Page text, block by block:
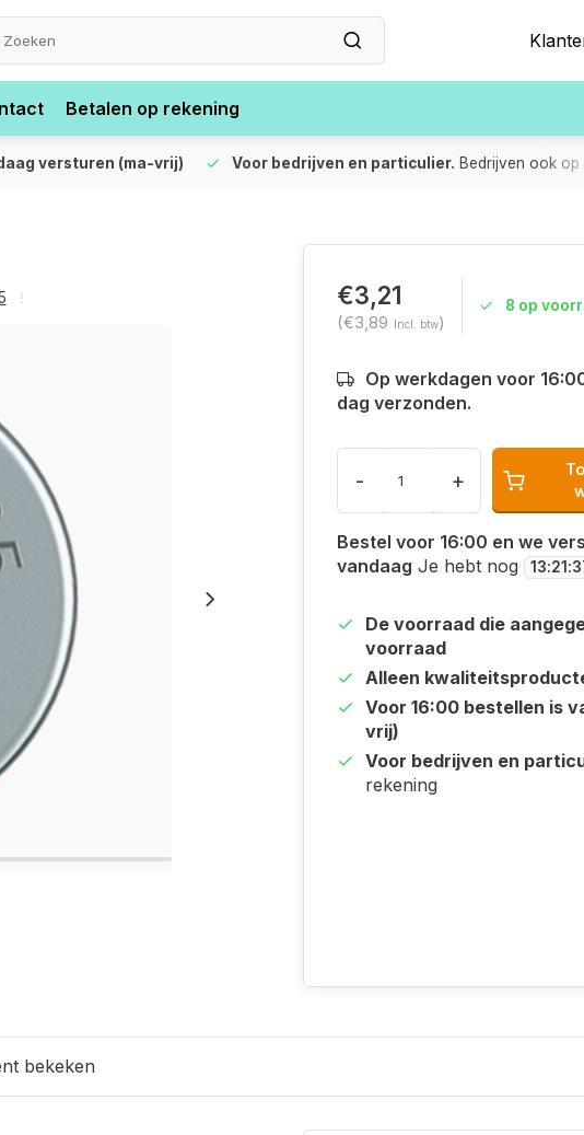
Betalen op rekening
versturen (ma-vrij) Voor bedrijven en particulier. Bedrijven ook op
€3,21
(€3,89 Incl. btw)
8 op
Op werkdagen voor
dag verzonden.
- +
Bestel voor 16:00 en we
vandaag Je hebt nog 13:21 :
De voorraad die
voorraad
Alleen
Voor 16:00 bestellen is
vrij)
Voor bedrijven en
rekening
bekeken